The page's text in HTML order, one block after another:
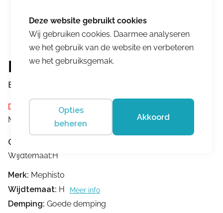
Mephisto
Bradley Dark Brown
Dit product is momenteel niet op voorraad.
Merk:
Mephisto
Omschrijving
Wijdtemaat:H
Merk: Mephisto
Wijdtemaat: H Meer info
Demping: Goede demping
Wij gebruiken cookies. Daarmee analyseren
we het gebruik van de website en verbeteren
we het gebruiksgemak.
Opties
beheren
Akkoord